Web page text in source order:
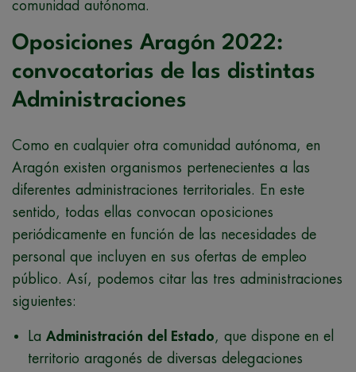
comunidad autónoma.
Oposiciones Aragón 2022:
convocatorias de las distintas
Administraciones
Como en cualquier otra comunidad autónoma, en
Aragón existen organismos pertenecientes a las
diferentes administraciones territoriales. En este
sentido, todas ellas convocan oposiciones
periódicamente en función de las necesidades de
personal que incluyen en sus ofertas de empleo
público. Así, podemos citar las tres administraciones
siguientes:
La Administración del Estado, que dispone en el
territorio aragonés de diversas delegaciones